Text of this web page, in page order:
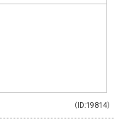
（ID:19814）